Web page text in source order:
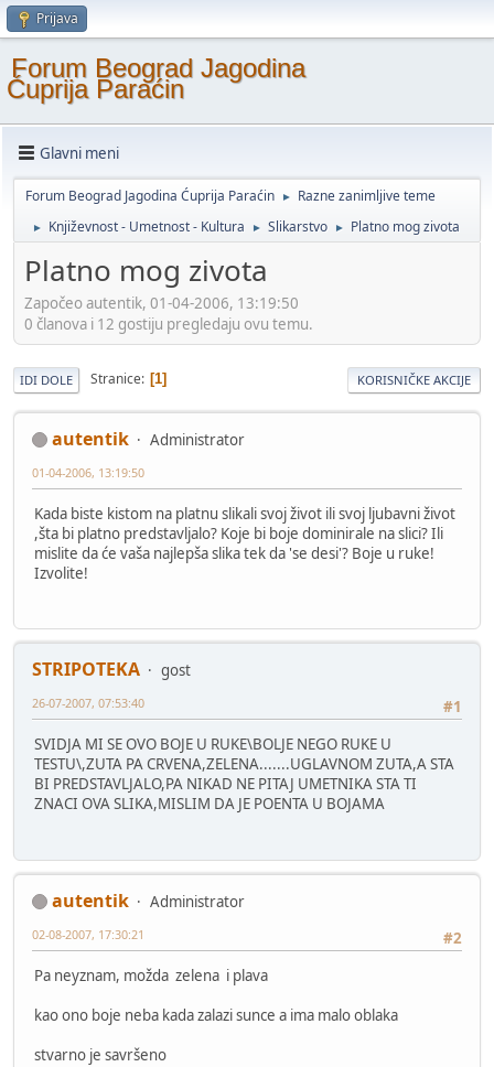
Prijava
Forum Beograd Jagodina
Ćuprija Paraćin
Glavni meni
Forum Beograd Jagodina Ćuprija Paraćin ► Razne zanimljive teme
► Književnost - Umetnost - Kultura ► Slikarstvo ► Platno mog zivota
Platno mog zivota
Započeo autentik, 01-04-2006, 13:19:50
0 članova i 12 gostiju pregledaju ovu temu.
IDI DOLE Stranice 1 KORISNIČKE AKCIJE
autentik Administrator
01-04-2006, 13:19:50
Kada biste kistom na platnu slikali svoj život ili svoj ljubavni život
,šta bi platno predstavljalo? Koje bi boje dominirale na slici? Ili
mislite da će vaša najlepša slika tek da 'se desi'? Boje u ruke!
Izvolite!
STRIPOTEKA
gost
#1
26-07-2007, 07:53:40
SVIDJA MI SE OVO BOJE U RUKE\BOLJE NEGO RUKE U
TESTU\,ZUTA PA CRVENA,ZELENA.......UGLAVNOM ZUTA,A STA
BI PREDSTAVLJALO,PA NIKAD NE PITAJ UMETNIKA STA TI
ZNACI OVA SLIKA,MISLIM DA JE POENTA U BOJAMA
autentik
Administrator
#2
02-08-2007, 17:30:21
Pa neyznam, možda zelena i plava
kao ono boje neba kada zalazi sunce a ima malo oblaka
stvarno je savršeno